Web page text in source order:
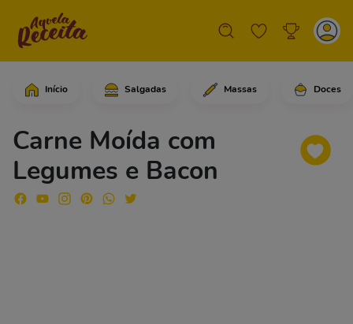
Início Salgadas Massas Doces
Carne Moída com
Legumes e Bacon
Comece adicionando a água em